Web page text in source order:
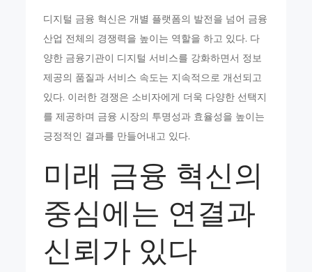
디지털 금융 혁신은 개별 플랫폼의 발전을 넘어 금융
산업 전체의 경쟁력을 높이는 역할을 하고 있다. 다
양한 금융기관이 디지털 서비스를 강화하면서 정보
제공의 품질과 서비스 속도는 지속적으로 개선되고
있다. 이러한 경쟁은 소비자에게 더욱 다양한 선택지
를 제공하며 금융 시장의 투명성과 효율성을 높이는
긍정적인 결과를 만들어내고 있다.
미래 금융 혁신의
중심에는 연결과
신뢰가 있다